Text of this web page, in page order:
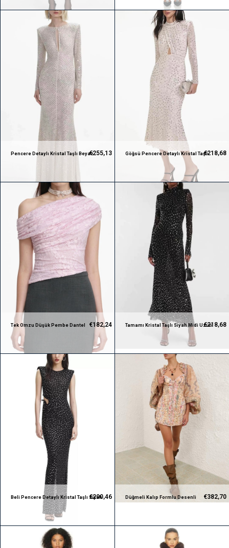
Pencere Detaylı Kristal Taşlı Beyaz€255,13
Göğsü Pencere Detaylı Kristal Taşlı
Beyaz Premium Maksi Elbise
€218,68
Tek Omzu Düşük Pembe Dantel
Premium Bluz
€182,24
Tamamı Kristal Taşlı Siyah Midi Uzun
Kollu Premium Elbise
€218,68
Beli Pencere Detaylı Kristal Taşlı Siyah
Midi Premium Elbise
€200,46
Düğmeli Kalıp Formlu Desenli
€382,70